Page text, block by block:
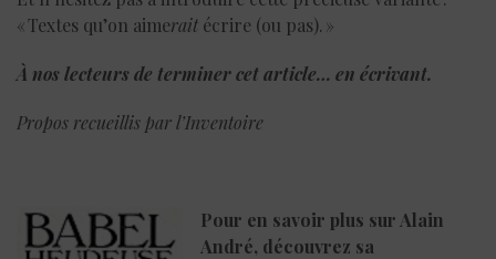
« Textes qu’on aimerait écrire (ou pas). »
À nos lecteurs de terminer cet article… en écrivant.
Propos recueillis par l’Inventoire
Pour en savoir plus sur Alain
André, découvrez sa